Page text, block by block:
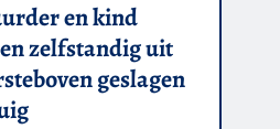
en kind
zelfstandig uit
geslagen